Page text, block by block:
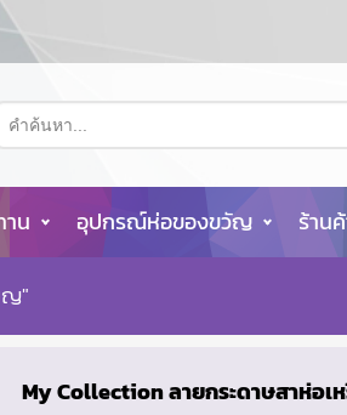
น อุปกรณ์ห่อของขวัญ ร้าน
ญ"
My Collection ลายกระดาษสาห่อเ